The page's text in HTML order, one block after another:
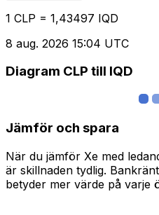
1 CLP = 1,43497 IQD
8 aug. 2026 15:04 UTC
Diagram CLP till IQD
Jämför och spara
När du jämför Xe med
är skillnaden tydlig.
betyder mer värde på varje